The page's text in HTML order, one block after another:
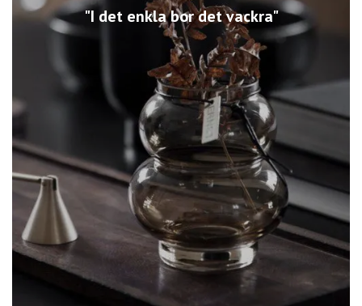
"I det enkla bor det vackra"